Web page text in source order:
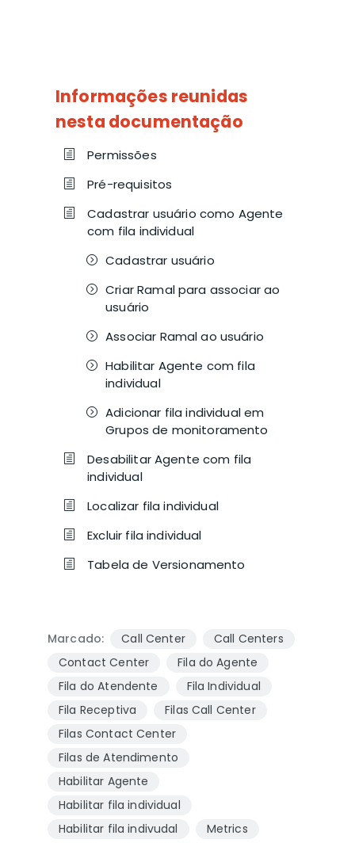
Informações reunidas
nesta documentação
Permissões
Pré-requisitos
Cadastrar usuário como Agente
com fila individual
Cadastrar usuário
Criar Ramal para associar ao
usuário
Associar Ramal ao usuário
Habilitar Agente com fila
individual
Adicionar fila individual em
Grupos de monitoramento
Desabilitar Agente com fila
individual
Localizar fila individual
Excluir fila individual
Tabela de Versionamento
Marcado: Call Center
Call Centers
Contact Center
Fila do Agente
Fila do Atendente
Fila Individual
Fila Receptiva
Filas Call Center
Filas Contact Center
Filas de Atendimento
Habilitar Agente
Habilitar fila individual
Habilitar fila indivudal
Metrics